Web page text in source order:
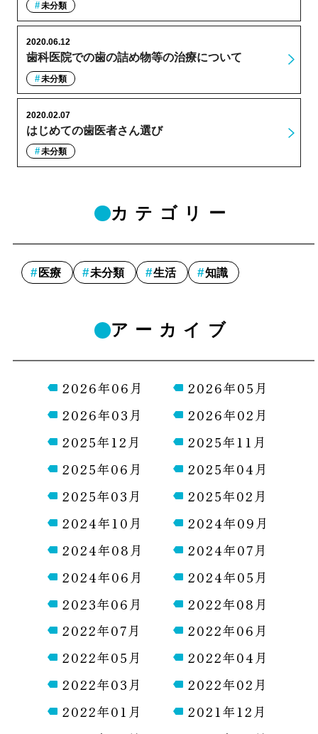
未分類
歯科医院での歯の詰め物等の治療について
2020.06.12
未分類
はじめての歯医者さん選び
2020.02.07
未分類
カテゴリー
医療 未分類 生活 知識
アーカイブ
2026年06月
2026年05月
2026年03月
2026年02月
2025年12月
2025年11月
2025年06月
2025年04月
2025年03月
2025年02月
2024年10月
2024年09月
2024年08月
2024年07月
2024年06月
2024年05月
2023年06月
2022年08月
2022年07月
2022年06月
2022年05月
2022年04月
2022年03月
2022年02月
2022年01月
2021年12月